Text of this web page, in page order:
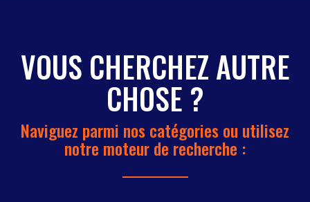
VOUS CHERCHEZ AUTRE
CHOSE ?
Naviguez parmi nos catégories ou utilisez
notre moteur de recherche :